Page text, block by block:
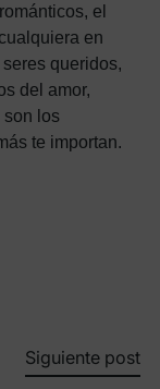
el
en
queridos,
del amor,
son los
te importan.
Siguiente post